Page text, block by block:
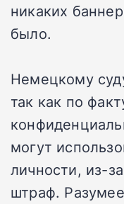
никаких
было.
Немецкому
так как по
могут
личности, из-
штраф.